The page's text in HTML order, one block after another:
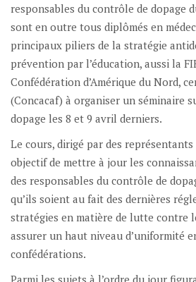
responsables du contrôle de dopage
sont en outre tous diplômés en
principaux piliers de la stratégie
prévention par l’éducation, aussi la
Confédération d’Amérique du Nord,
(Concacaf) à organiser un séminaire
dopage les 8 et 9 avril derniers.
Le cours, dirigé par des
objectif de mettre à jour les
des responsables du contrôle de
qu’ils soient au fait des dernières
stratégies en matière de lutte contre
assurer un haut niveau d’uniformité
confédérations.
Parmi les sujets à l’ordre du jour